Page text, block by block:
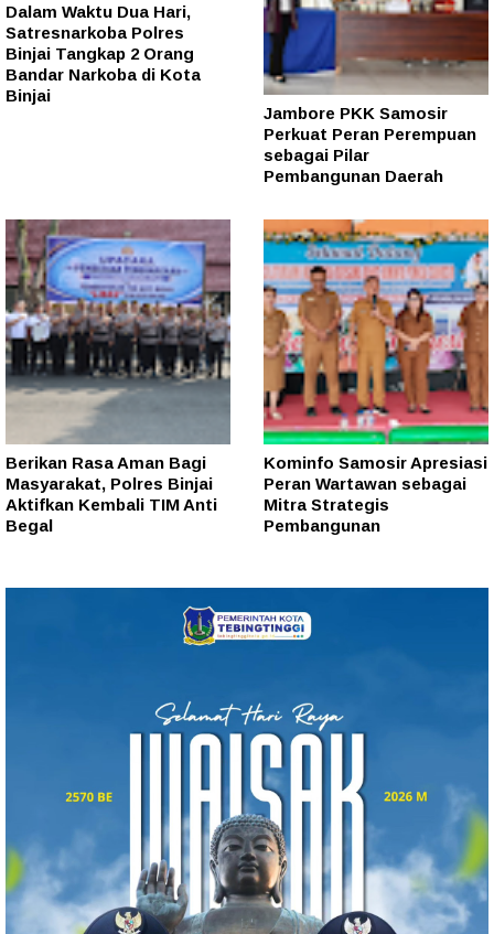
Dalam Waktu Dua Hari,
Satresnarkoba Polres
Binjai Tangkap 2 Orang
Bandar Narkoba di Kota
Binjai
Jambore PKK Samosir
Perkuat Peran Perempuan
sebagai Pilar
Pembangunan Daerah
Berikan Rasa Aman Bagi
Masyarakat, Polres Binjai
Aktifkan Kembali TIM Anti
Begal
Kominfo Samosir Apresiasi
Peran Wartawan sebagai
Mitra Strategis
Pembangunan